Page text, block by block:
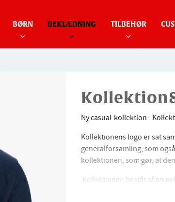
BØRN BEKLÆDNING TILBEHØR
Ny casual-kollektion -
Kollektionens logo er sat
generalforsamling, som
kollektionen, som gør, at
Kollektionen består af en